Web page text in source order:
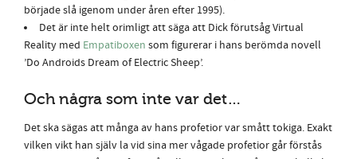
började slå igenom under åren efter 1995).
Det är inte helt orimligt att säga att Dick förutsåg Virtual
Reality med Empatiboxen som figurerar i hans berömda novell
’Do Androids Dream of Electric Sheep’.
Och några som inte var det…
Det ska sägas att många av hans profetior var smått tokiga. Exakt
vilken vikt han själv la vid sina mer vågade profetior går förstås